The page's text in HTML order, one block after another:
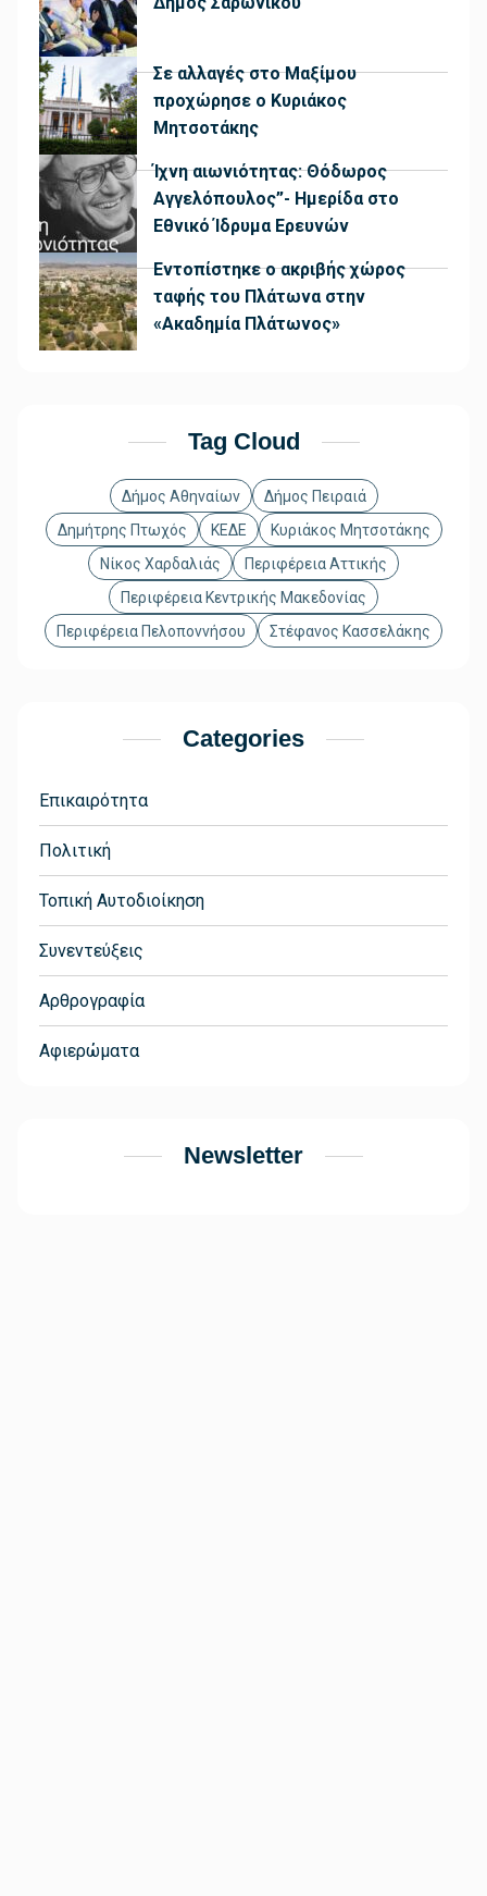
Σε αλλαγές στο Μαξίμου
προχώρησε ο Κυριάκος
Μητσοτάκης
Ίχνη αιωνιότητας: Θόδωρος
Αγγελόπουλος”- Ημερίδα στο
Εθνικό Ίδρυμα Ερευνών
Εντοπίστηκε ο ακριβής χώρος
ταφής του Πλάτωνα στην
«Ακαδημία Πλάτωνος»
Tag Cloud
Δήμος Αθηναίων
Δήμος Πειραιά
Δημήτρης Πτωχός
ΚΕΔΕ
Κυριάκος Μητσοτάκης
Νίκος Χαρδαλιάς
Περιφέρεια Αττικής
Περιφέρεια Κεντρικής Μακεδονίας
Περιφέρεια Πελοποννήσου
Στέφανος Κασσελάκης
Categories
Επικαιρότητα
Πολιτική
Τοπική Αυτοδιοίκηση
Συνεντεύξεις
Αρθρογραφία
Αφιερώματα
Newsletter